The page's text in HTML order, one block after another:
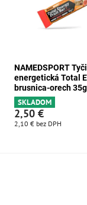
NAMEDSPORT
energetická Total
brusnica-orech 35g
SKLADOM
2,50 €
2,10 € bez DPH